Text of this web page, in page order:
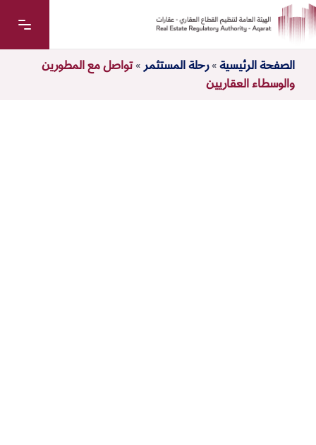
الصفحة الرئيسية»رحلة المستثمر»تواصل مع المطورين
والوسطاء العقاريين